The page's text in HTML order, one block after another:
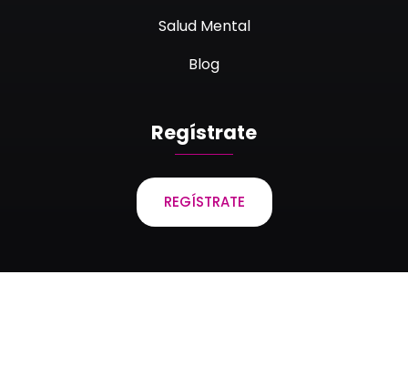
Salud Mental
Blog
Regístrate
REGÍSTRATE